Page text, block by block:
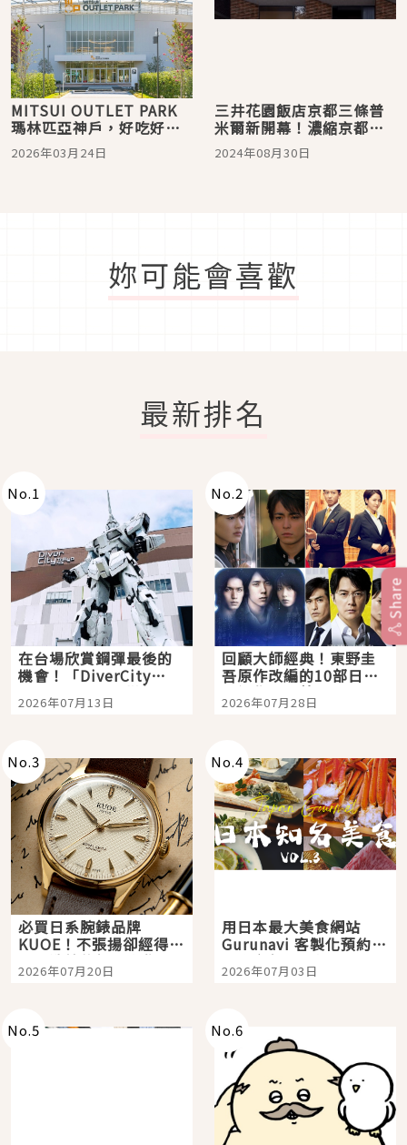
MITSUI OUTLET PARK
瑪林匹亞神戶，好吃好逛
又好玩讓你待上一整天！
2026年03月24日
三井花園飯店京都三條普
米爾新開幕！濃縮京都一
切美好的夢幻住宿選擇
2024年08月30日
妳可能會喜歡
最新排名
No.1
在台場欣賞鋼彈最後的
機會！「DiverCity
Tokyo Plaza」搭船、
購物、美食及夜景，一
2026年07月13日
No.2
回顧大師經典！東野圭
吾原作改編的10部日本
影視作品推薦
2026年07月28日
No.3
必買日系腕錶品牌
KUOE！不張揚卻經得起
時間洗鍊的經典之作五
選
2026年07月20日
No.4
用日本最大美食網站
Gurunavi 客製化預約九
大都市餐廳，打造專屬
美食體驗！
2026年07月03日
No.5 No.6
Share